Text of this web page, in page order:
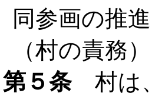
同参画の推
（村の責務）
第５条村は、